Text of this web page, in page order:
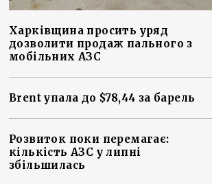
Харківщина просить уряд
дозволити продаж пального з
мобільних АЗС
Brent упала до $78,44 за барель
Розвиток поки перемагає:
кількість АЗС у липні
збільшилась